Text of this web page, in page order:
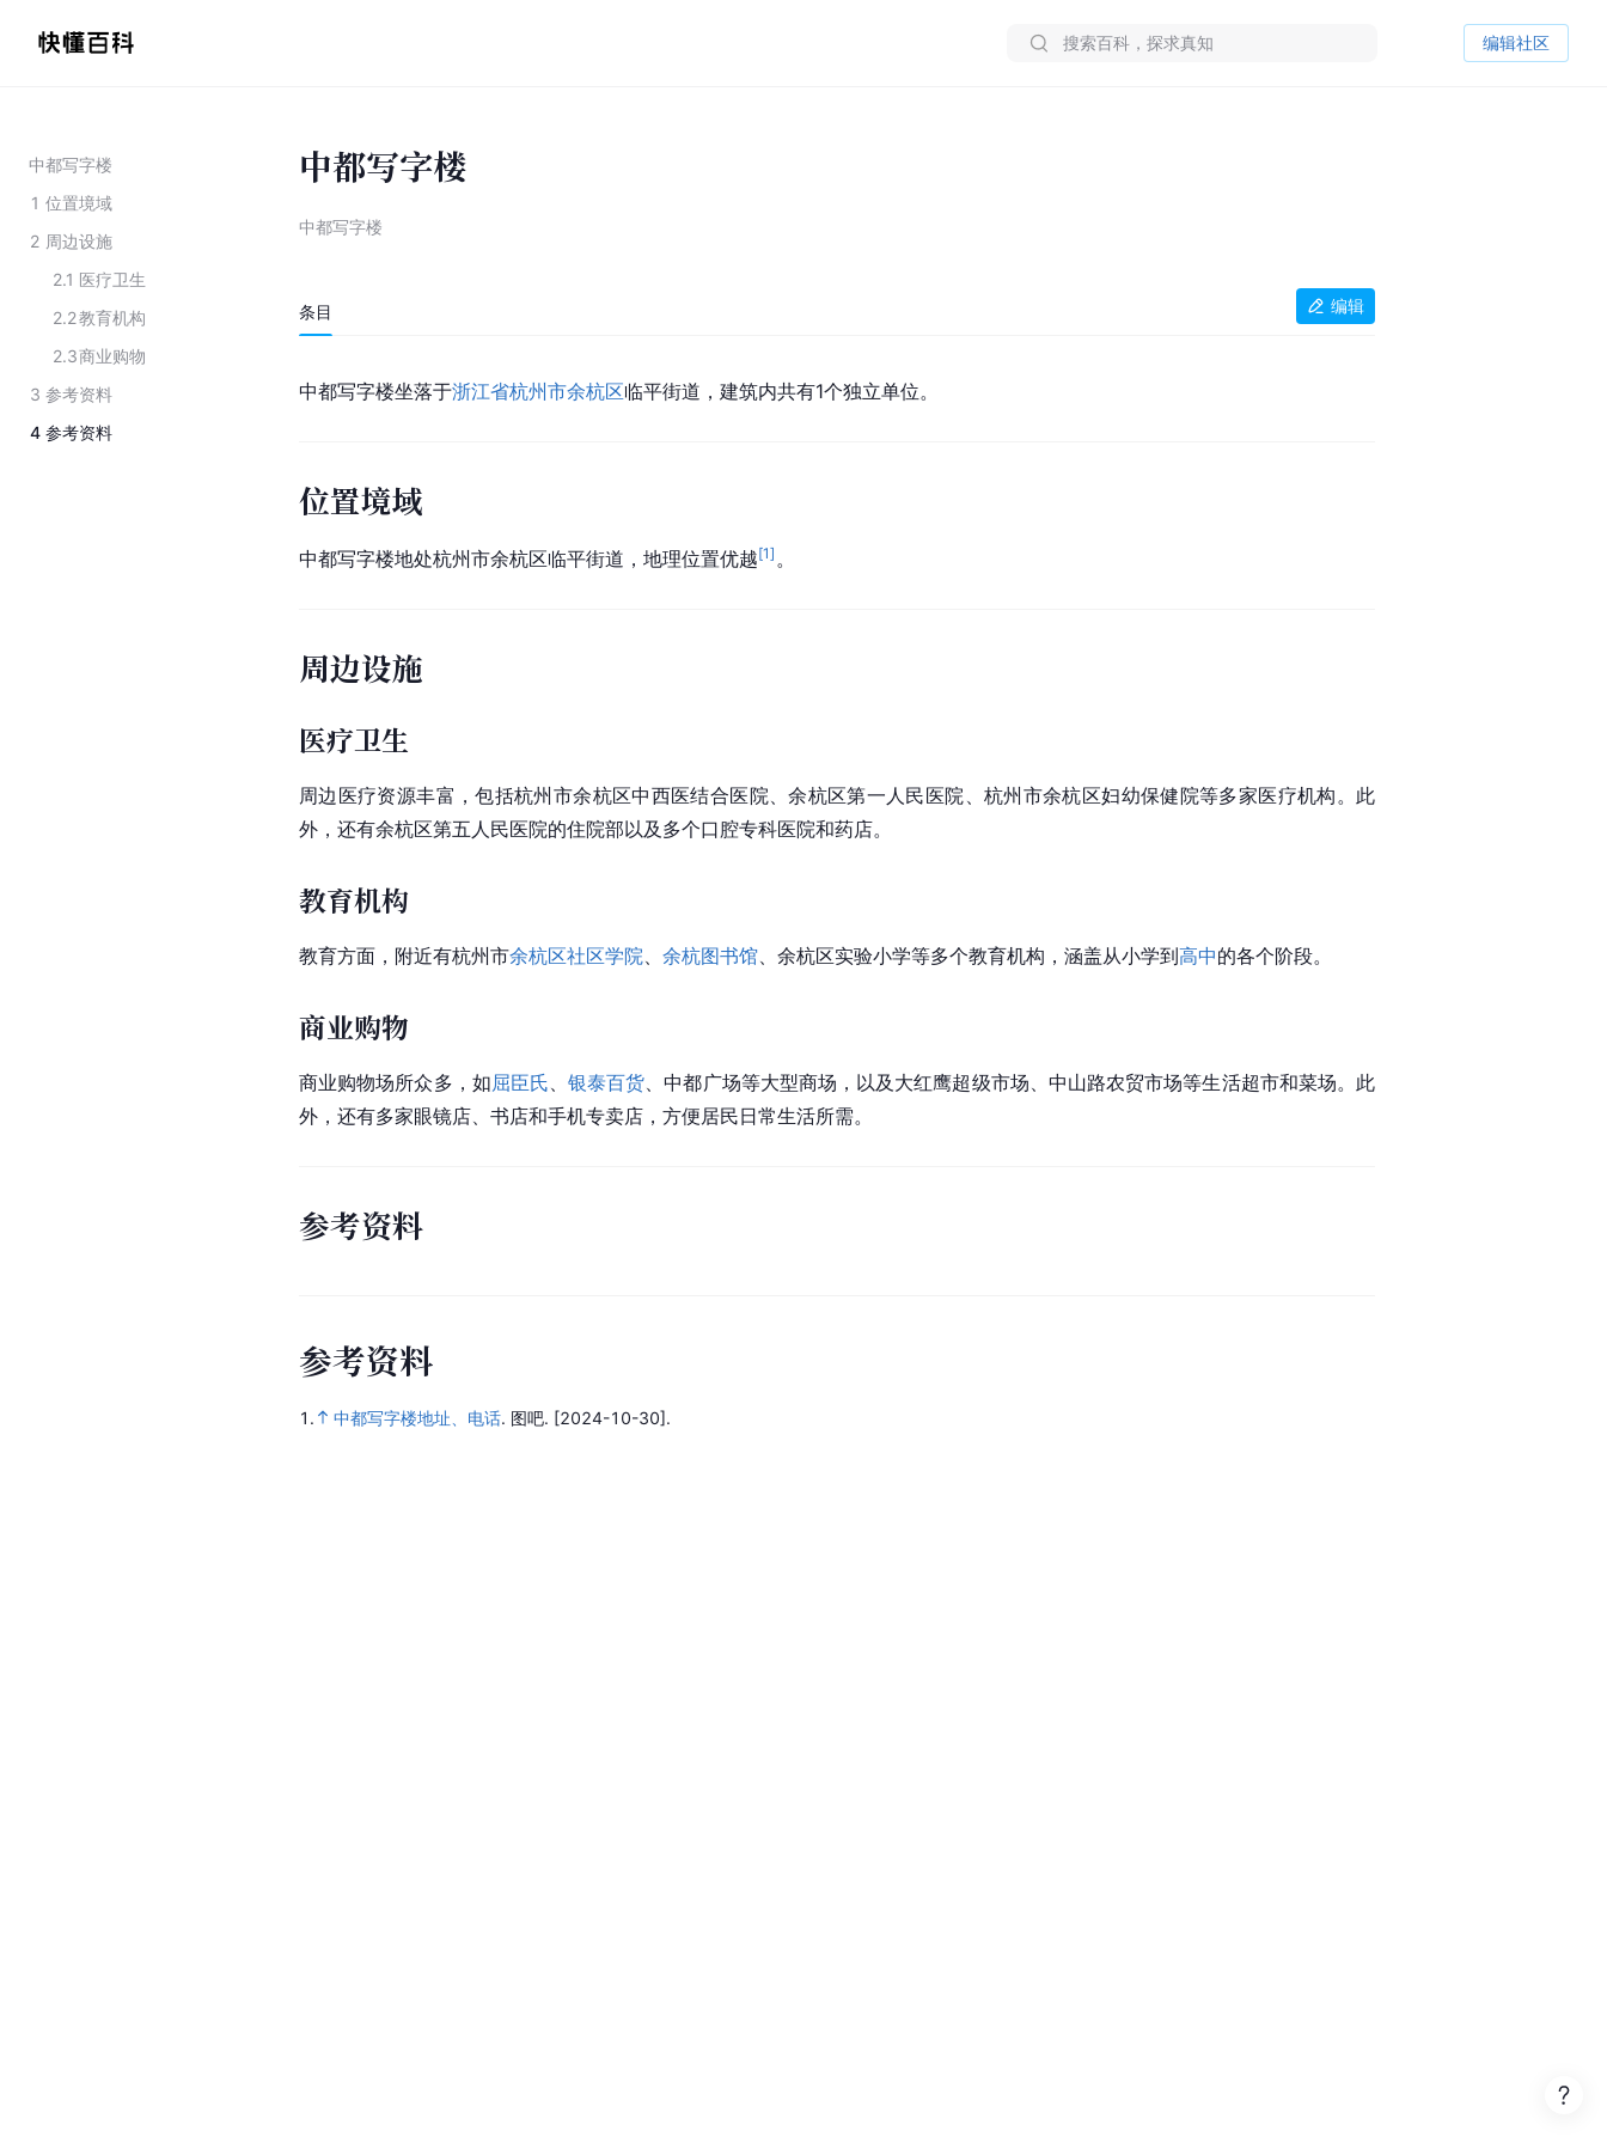
编辑社区
中都写字楼
1 位置境域
2 周边设施
2.1 医疗卫生
2.2教育机构
2.3商业购物
3 参考资料
4 参考资料
中都写字楼
中都写字楼
条目 编辑
中都写字楼坐落于浙江省杭州市余杭区临平街道，建筑内共有1个独立单位。
位置境域
中都写字楼地处杭州市余杭区临平街道，地理位置优越[1] 。
周边设施
医疗卫生
周边医疗资源丰富，包括杭州市余杭区中西医结合医院、余杭区第一人民医院、杭州市余杭区妇幼保健院等多家医疗机构。此
外，还有余杭区第五人民医院的住院部以及多个口腔专科医院和药店。
教育机构
教育方面，附近有杭州市余杭区社区学院 余杭图书馆 、余杭区实验小学等多个教育机构，涵盖从小学到高中的各个阶段。
商业购物
商业购物场所众多，如屈臣氏、银泰百货、中都广场等大型商场，以及大红鹰超级市场、中山路农贸市场等生活超市和菜场。此
外，还有多家眼镜店、书店和手机专卖店，方便居民日常生活所需。
参考资料
参考资料
1. 中都写字楼地址、电话. 图吧. [2024-10-30].